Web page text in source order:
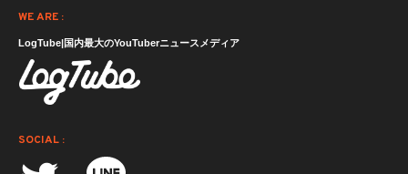
WE ARE :
LogTube|国内最大のYouTuberニュースメディア
SOCIAL :